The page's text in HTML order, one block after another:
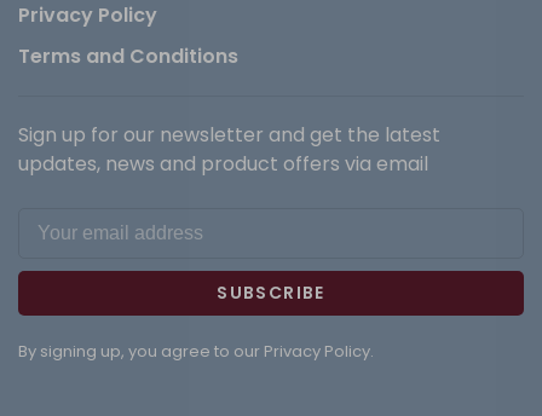
Privacy Policy
Terms and Conditions
Sign up for our newsletter and get the latest
updates, news and product offers via email
SUBSCRIBE
By signing up, you agree to our Privacy Policy.